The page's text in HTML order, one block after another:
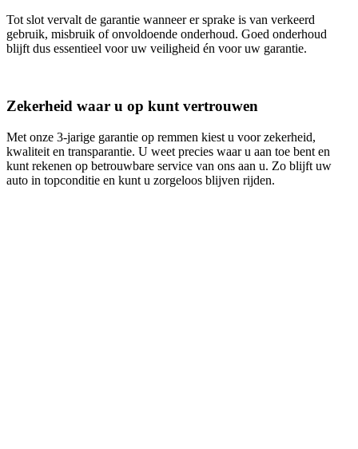
Tot slot vervalt de garantie wanneer er sprake is van verkeerd
gebruik, misbruik of onvoldoende onderhoud. Goed onderhoud
blijft dus essentieel voor uw veiligheid én voor uw garantie.
Zekerheid waar u op kunt vertrouwen
Met onze 3‑jarige garantie op remmen kiest u voor zekerheid,
kwaliteit en transparantie. U weet precies waar u aan toe bent en
kunt rekenen op betrouwbare service van ons aan u. Zo blijft uw
auto in topconditie en kunt u zorgeloos blijven rijden.